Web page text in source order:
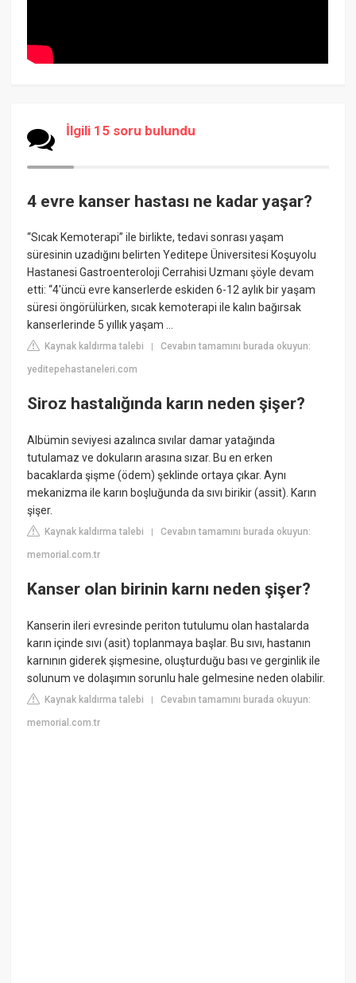
İlgili 15 soru bulundu
4 evre kanser hastası ne kadar yaşar?
“Sıcak Kemoterapi” ile birlikte, tedavi sonrası yaşam
süresinin uzadığını belirten Yeditepe Üniversitesi Koşuyolu
Hastanesi Gastroenteroloji Cerrahisi Uzmanı şöyle devam
etti: “4'üncü evre kanserlerde eskiden 6-12 aylık bir yaşam
süresi öngörülürken, sıcak kemoterapi ile kalın bağırsak
kanserlerinde 5 yıllık yaşam ...
Kaynak kaldırma talebi |Cevabın tamamını burada okuyun:
yeditepehastaneleri.com
Siroz hastalığında karın neden şişer?
Albümin seviyesi azalınca sıvılar damar yatağında
tutulamaz ve dokuların arasına sızar. Bu en erken
bacaklarda şişme (ödem) şeklinde ortaya çıkar. Aynı
mekanizma ile karın boşluğunda da sıvı birikir (assit). Karın
şişer.
Kaynak kaldırma talebi |Cevabın tamamını burada okuyun:
memorial.com.tr
Kanser olan birinin karnı neden şişer?
Kanserin ileri evresinde periton tutulumu olan hastalarda
karın içinde sıvı (asit) toplanmaya başlar. Bu sıvı, hastanın
karnının giderek şişmesine, oluşturduğu bası ve gerginlik ile
solunum ve dolaşımın sorunlu hale gelmesine neden olabilir.
Kaynak kaldırma talebi |Cevabın tamamını burada okuyun:
memorial.com.tr